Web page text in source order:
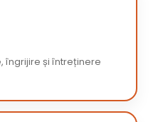
îngrijire și întreținere